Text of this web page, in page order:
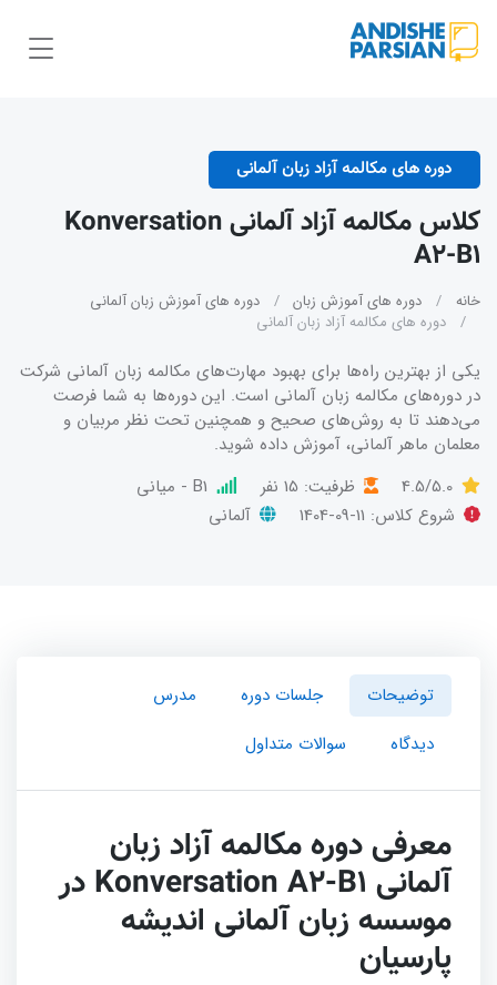
دوره های مکالمه آزاد زبان آلمانی
کلاس مکالمه آزاد آلمانی Konversation
A2-B1
خانه دوره های آموزش زبان
دوره های آموزش زبان آلمانی
دوره های مکالمه آزاد زبان آلمانی
یکی از بهترین راه‌ها برای بهبود مهارت‌های مکالمه زبان آلمانی شرکت
در دوره‌های مکالمه زبان آلمانی است. این دوره‌ها به شما فرصت
می‌دهند تا به روش‌های صحیح و همچنین تحت نظر مربیان و
معلمان ماهر آلمانی، آموزش داده شوید.
4.5/5.0
ظرفیت: 15 نفر
B1 - میانی
شروع کلاس: 1404-09-11 آلمانی
توضیحات جلسات دوره
مدرس
دیدگاه
سوالات متداول
معرفی دوره مکالمه آزاد زبان
آلمانی Konversation A2-B1 در
موسسه زبان آلمانی اندیشه
پارسیان